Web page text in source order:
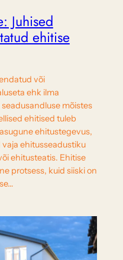
Juhised
ehitise
või
ehk ilma
mõistes
ehitised tuleb
ehitustegevus,
ehitusseadustiku
ehitusteatis. Ehitise
protsess, kuid siiski on